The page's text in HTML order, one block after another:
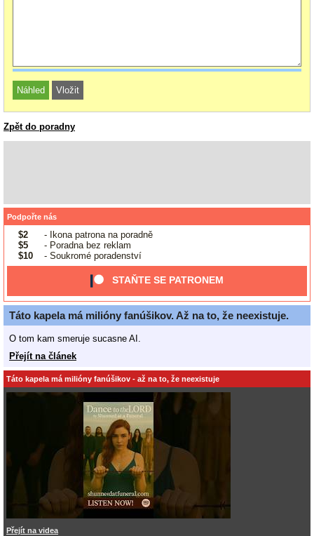
Zpět do poradny
Podpořte nás
$2
- Ikona patrona na poradně
$5
- Poradna bez reklam
$10
- Soukromé poradenství
STAŇTE SE PATRONEM
Táto kapela má milióny fanúšikov. Až na to, že neexistuje.
O tom kam smeruje sucasne AI.
Přejít na článek
Táto kapela má milióny fanúšikov - až na to, že neexistuje
Přejít na videa